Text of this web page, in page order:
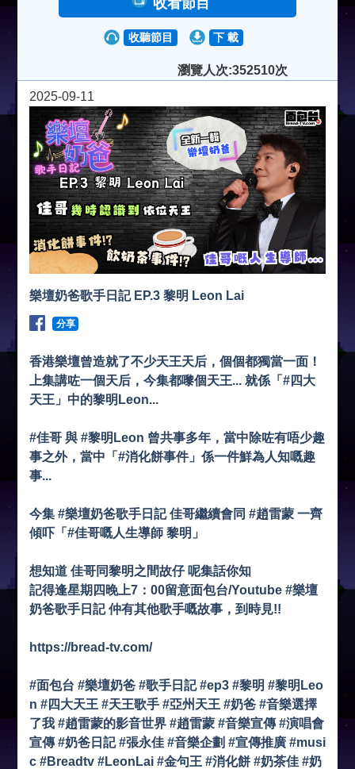
收聽節目 下 載
瀏覽人次:352510次
2025-09-11
樂壇奶爸歌手日記 EP.3 黎明 Leon Lai
分享
香港樂壇曾造就了不少天王天后，個個都獨當一面！
上集講咗一個天后，今集都嚟個天王... 就係「#四大
天王」中的黎明Leon...
#佳哥 與 #黎明Leon 曾共事多年，當中除咗有唔少趣
事之外，當中「#消化餅事件」係一件鮮為人知嘅趣
事...
今集 #樂壇奶爸歌手日記 佳哥繼續會同 #趙雷蒙 一齊
傾吓「#佳哥嘅人生導師 黎明」
想知道 佳哥同黎明之間故仔 呢集話你知
記得逢星期四晚上7：00留意面包台/Youtube #樂壇
奶爸歌手日記 仲有其他歌手嘅故事，到時見!!
https://bread-tv.com/
#面包台 #樂壇奶爸 #歌手日記 #ep3 #黎明 #黎明Leo
n #四大天王 #天王歌手 #亞州天王 #奶爸 #音樂選擇
了我 #趙雷蒙的影音世界 #趙雷蒙 #音樂宣傳 #演唱會
宣傳 #奶爸日記 #張永佳 #音樂企劃 #宣傳推廣 #musi
c #Breadtv #LeonLai #金句王 #消化餅 #奶茶佳 #奶